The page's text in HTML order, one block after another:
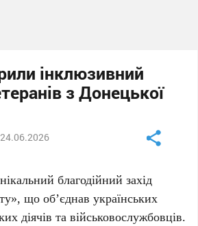
інклюзивний
з Донецької
благодійний захід
, що об’єднав українських
діячів та військовослужбовців.